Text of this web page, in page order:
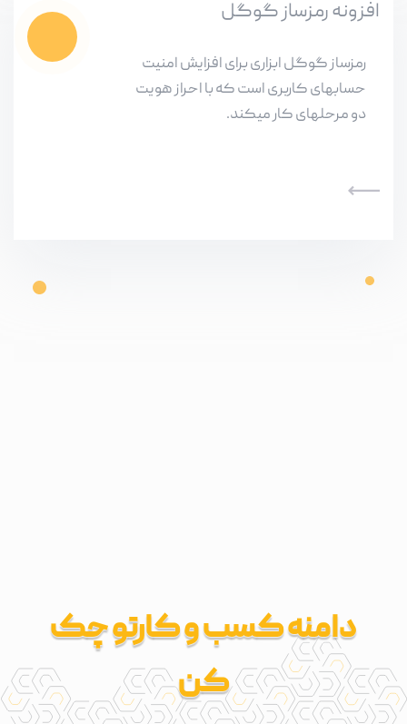
افزونه رمزساز گوگل
رمزساز گوگل ابزاری برای افزایش امنیت
حسابهای کاربری است که با احراز هویت
دو مرحلهای کار میکند.
دامنه کسب و کارتو چک
کن